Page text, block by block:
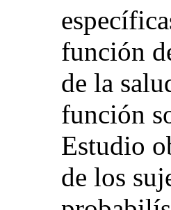
función
de la
función
Estudio
de los